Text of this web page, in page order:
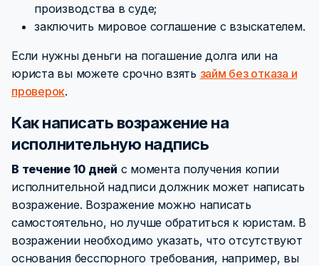
производства в суде;
заключить мировое соглашение с взыскателем.
Если нужны деньги на погашение долга или на
юриста вы можете срочно взять займ без отказа и
проверок.
Как написать возражение на
исполнительную надпись
В течение 10 дней с момента получения копии
исполнительной надписи должник может написать
возражение. Возражение можно написать
самостоятельно, но лучше обратиться к юристам. В
возражении необходимо указать, что отсутствуют
основания бесспорного требования, например, вы